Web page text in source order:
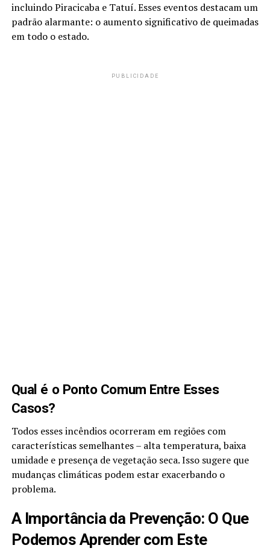
incluindo Piracicaba e Tatuí. Esses eventos destacam um
padrão alarmante: o aumento significativo de queimadas
em todo o estado.
PUBLICIDADE
Qual é o Ponto Comum Entre Esses
Casos?
Todos esses incêndios ocorreram em regiões com
características semelhantes – alta temperatura, baixa
umidade e presença de vegetação seca. Isso sugere que
mudanças climáticas podem estar exacerbando o
problema.
A Importância da Prevenção: O Que
Podemos Aprender com Este